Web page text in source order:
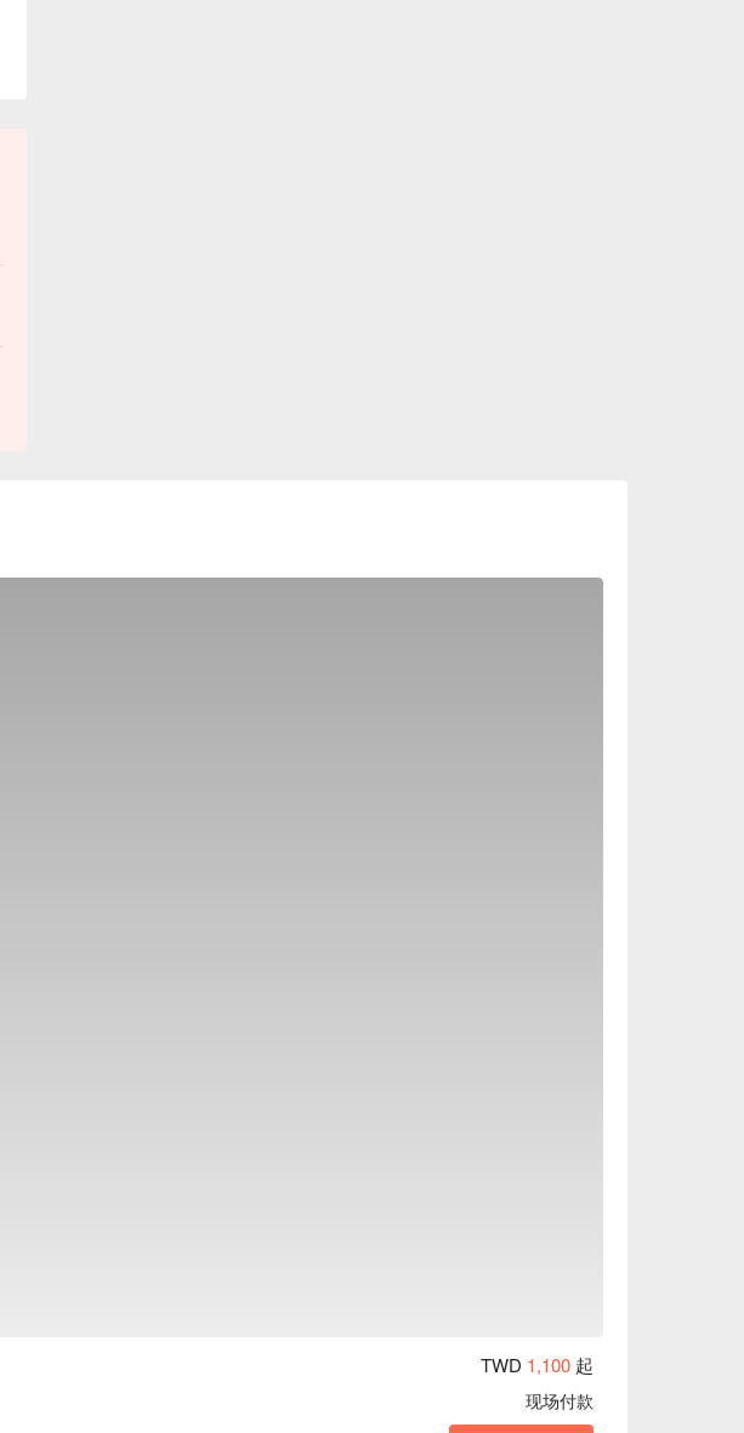
TWD 1,100 起
现场付款